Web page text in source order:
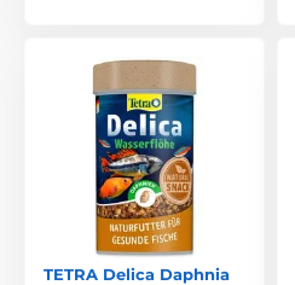
TETRA Delica Daphnia